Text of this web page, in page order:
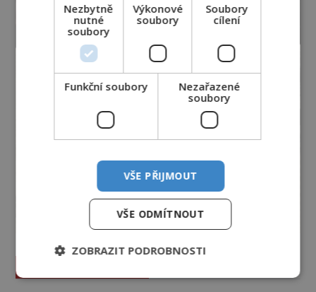
Nezbytně
nutné
soubory
Výkonové
soubory
Soubory
cílení
Funkční soubory
Nezařazené
soubory
VŠE PŘIJMOUT
VŠE ODMÍTNOUT
ZOBRAZIT PODROBNOSTI